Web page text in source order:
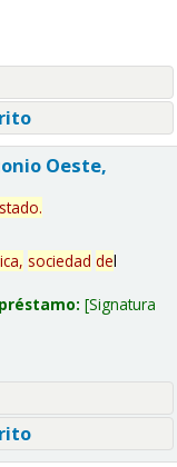
Oeste,
.
sociedad del
Signatura